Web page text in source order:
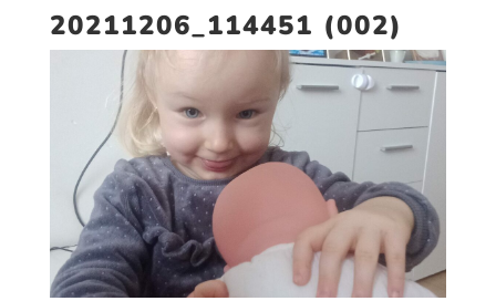
20211206_114451 (002)